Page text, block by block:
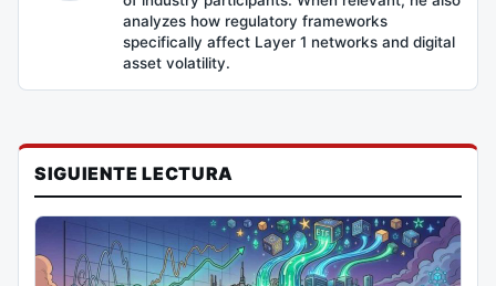
analyzes how regulatory frameworks
specifically affect Layer 1 networks and digital
asset volatility.
SIGUIENTE LECTURA